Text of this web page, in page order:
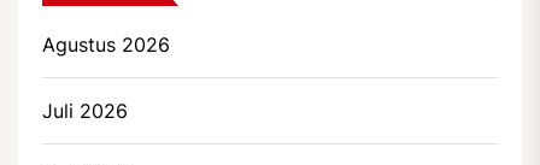
Agustus 2026
Juli 2026